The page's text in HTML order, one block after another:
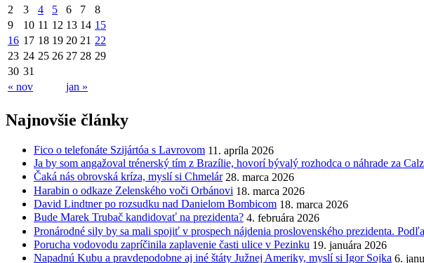
« nov jan »
2
3 4 5 6 7
8
9
10 11 12 13 14 15
16 17 18 19 20 21 22
23 24 25 26 27 28 29
30 31
Najnovšie články
Fico o telefonáte Szijártóa s Lavrovom 11. apríla 2026
Ja by som angažoval trénerský tím z Brazílie, hovorí bývalý rozhodca o náhrade za
Čaká nás obrovská kríza, myslí si Chmelár 28. marca 2026
Harabin o odkaze Zelenského voči Orbánovi 18. marca 2026
David Lindtner po rozsudku nad Danielom Bombicom 18. marca 2026
Bude Marek Trubač kandidovať na prezidenta? 4. februára 2026
Pronárodné sily by sa mali spojiť v prospech nájdenia proslovenského prezidenta.
Porucha vodovodu zapríčinila zaplavenie časti ulice v Pezinku 19. januára 2026
Napadnú Kubu a pravdepodobne aj iné štáty Južnej Ameriky, myslí si Igor Sojka 6.